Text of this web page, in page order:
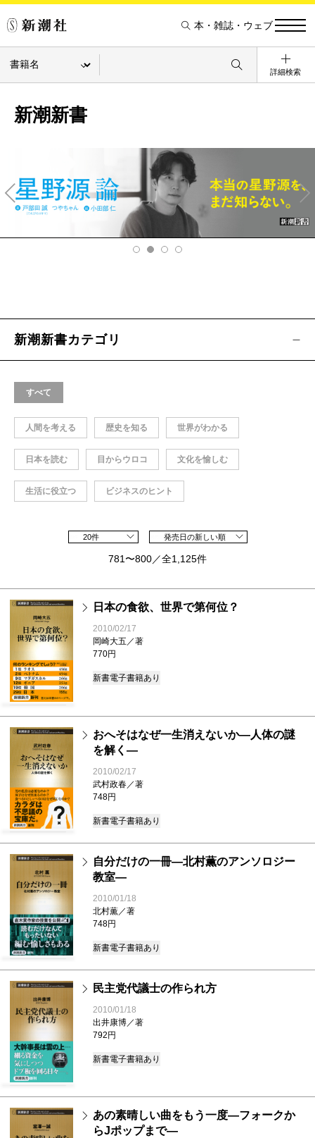
本・雑誌・ウェブ
詳細検索
新潮新書
v
Ne
xt
新潮新書カテゴリ
すべて
人間を考える 歴史を知る 世界がわかる
日本を読む 目からウロコ 文化を愉しむ
生活に役立つ ビジネスのヒント
20件 発売日の新しい順
781〜800／全1,125件
日本の食欲、世界で第何位？
2010/02/17
岡崎大五／著
770円
新書電子書籍あり
おへそはなぜ一生消えないか―人体の謎
を解く―
2010/02/17
武村政春／著
748円
新書電子書籍あり
自分だけの一冊―北村薫のアンソロジー
教室―
2010/01/18
北村薫／著
748円
新書電子書籍あり
民主党代議士の作られ方
2010/01/18
出井康博／著
792円
新書電子書籍あり
あの素晴しい曲をもう一度―フォークか
らJポップまで―